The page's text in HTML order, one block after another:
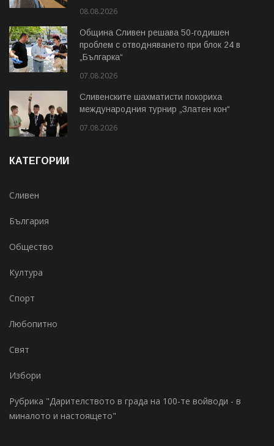
08.08.2026
Община Сливен решава 50-годишен
проблем с отводняването при блок 24 в
„Българка“
07.08.2026
Сливенските шахматисти покориха
международния турнир „Златен кон“
07.08.2026
КАТЕГОРИИ
Сливен
България
Общество
Култура
Спорт
Любопитно
Свят
Избори
Рубрика "Дарителството в града на 100-те войводи - в
миналото и настоящето"